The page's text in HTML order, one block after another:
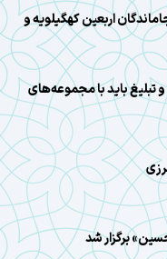
جاماندگان اربعین کهگیلویه و
تبلیغ باید با مجموعه‌های